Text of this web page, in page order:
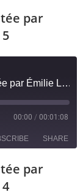
par
Histoire des communes présentée par Émilie Leroy: Auffargis épisode 5
00:00 / 00:01:08
SHARE
par